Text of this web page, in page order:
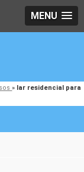
MENU
» lar residencial para